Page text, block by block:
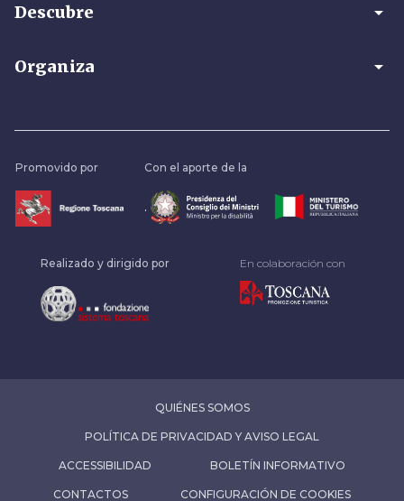
Descubre arrow_drop_down
Organiza arrow_drop_down
Promovido por Con el aporte de la
.
Realizado y dirigido por En colaboración con
QUIÉNES SOMOS
POLÍTICA DE PRIVACIDAD Y AVISO LEGAL
ACCESSIBILIDAD BOLETÍN INFORMATIVO
CONTACTOS CONFIGURACIÓN DE COOKIES